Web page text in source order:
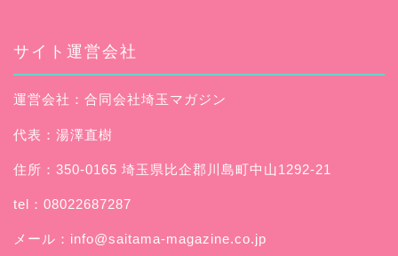
サイト運営会社
運営会社：合同会社埼玉マガジン
代表：湯澤直樹
住所：350-0165 埼玉県比企郡川島町中山1292-21
tel：08022687287
メール： info@saitama-magazine.co.jp